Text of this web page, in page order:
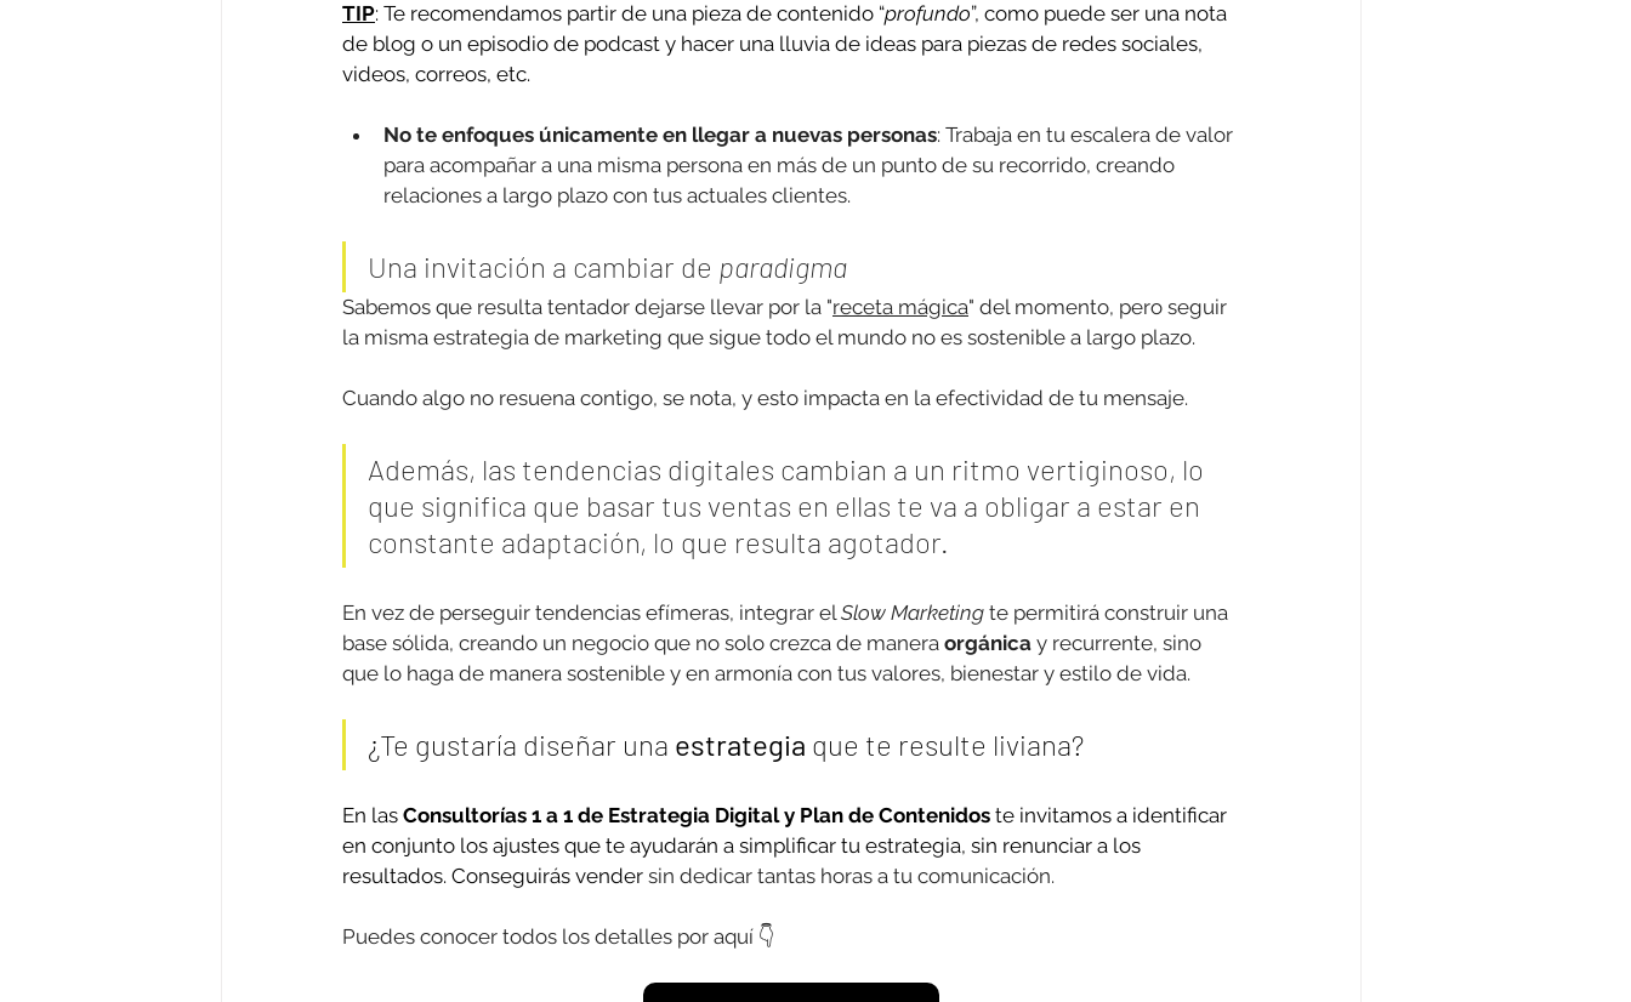
TIP: Te recomendamos partir de una pieza de contenido “profundo”, como puede ser una nota
de blog o un episodio de podcast y hacer una lluvia de ideas para piezas de redes sociales,
videos, correos, etc.
No te enfoques únicamente en llegar a nuevas personas: Trabaja en tu escalera de valor
para acompañar a una misma persona en más de un punto de su recorrido, creando
relaciones a largo plazo con tus actuales clientes.
Una invitación a cambiar de paradigma
Sabemos que resulta tentador dejarse llevar por la "receta mágica" del momento, pero seguir
la misma estrategia de marketing que sigue todo el mundo no es sostenible a largo plazo.
Cuando algo no resuena contigo, se nota, y esto impacta en la efectividad de tu mensaje.
Además, las tendencias digitales cambian a un ritmo vertiginoso, lo
que significa que basar tus ventas en ellas te va a obligar a estar en
constante adaptación, lo que resulta agotador.
En vez de perseguir tendencias efímeras, integrar el Slow Marketing te permitirá construir una
base sólida, creando un negocio que no solo crezca de manera orgánica y recurrente, sino
que lo haga de manera sostenible y en armonía con tus valores, bienestar y estilo de vida.
¿Te gustaría diseñar una estrategia que te resulte liviana?
En las Consultorías 1 a 1 de Estrategia Digital y Plan de Contenidos te invitamos a identificar
en conjunto los ajustes que te ayudarán a simplificar tu estrategia, sin renunciar a los
resultados. Conseguirás vender sin dedicar tantas horas a tu comunicación.
Puedes conocer todos los detalles por aquí 👇